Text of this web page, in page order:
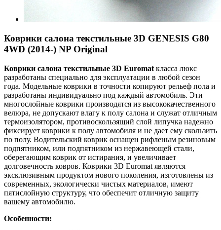
Коврики салона текстильные 3D GENESIS G80
4WD (2014-) NP Original
Коврики салона текстильные 3D Euromat класса люкс
разработаны специально для эксплуатации в любой сезон
года. Модельные коврики в точности копируют рельеф пола и
разработаны индивидуально под каждый автомобиль. Эти
многослойные коврики производятся из высококачественного
велюра, не допускают влагу к полу салона и служат отличным
термоизолятором, противоскользящий слой липучка надежно
фиксирует коврики к полу автомобиля и не дает ему скользить
по полу. Водительский коврик оснащен рифленым резиновым
подпятником, или подпятником из нержавеющей стали,
оберегающим коврик от истирания, и увеличивает
долговечность ковров. Коврики 3D Euromat являются
эксклюзивным продуктом нового поколения, изготовлены из
современных, экологически чистых материалов, имеют
пятислойную структуру, что обеспечит отличную защиту
вашему автомобилю.
Особенности: